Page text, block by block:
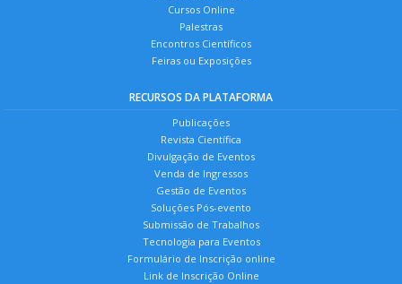
Cursos Online
Palestras
Encontros Científicos
Feiras ou Exposições
RECURSOS DA PLATAFORMA
Publicações
Revista Científica
Divulgação de Eventos
Venda de Ingressos
Gestão de Eventos
Soluções Pós-evento
Submissão de Trabalhos
Tecnologia para Eventos
Formulário de Inscrição online
Link de Inscrição Online